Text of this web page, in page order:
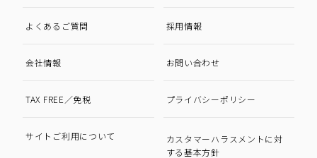
よくあるご質問 採用情報
会社情報 お問い合わせ
TAX FREE／免税 プライバシーポリシー
サイトご利用について
カスタマーハラスメントに対
する基本方針